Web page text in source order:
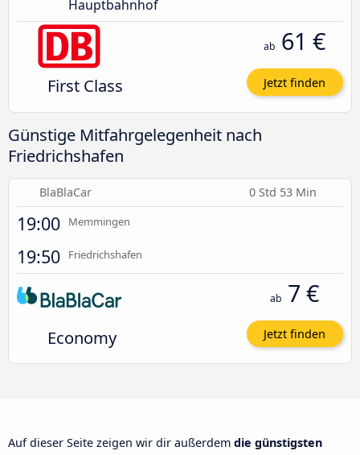
Hauptbahnhof
First Class
ab 61 €
Jetzt finden
Günstige Mitfahrgelegenheit nach
Friedrichshafen
BlaBlaCar 0 Std 53 Min
19:00 Memmingen
19:50 Friedrichshafen
Economy
ab 7 €
Jetzt finden
Auf dieser Seite zeigen wir dir außerdem die günstigsten